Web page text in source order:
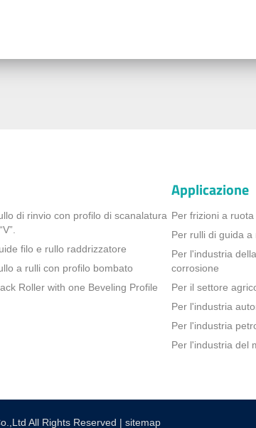
di rinvio con profilo di scanalatura
filo e rullo raddrizzatore
a rulli con profilo bombato
Roller with one Beveling Profile
Applicazione
Per frizioni a ruota
Per rulli di guida
Per l'industria
corrosione
Per il settore
Per l'industria
Per l'industria
Per l'industria del
All Rights Reserved | sitemap